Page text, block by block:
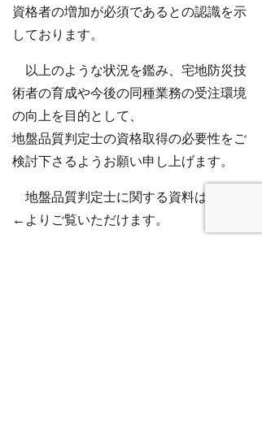
資格者の増加が必須であるとの認識を示
しております。
以上のような状況を鑑み、宅地防災技
術者の育成や今後の同種業務の受注環境
の向上を目的として、
地盤品質判定士の資格取得の必要性をご
検討下さるようお願い申し上げます。
地盤品質判定士に関する資料は
←よりご覧いただけます。